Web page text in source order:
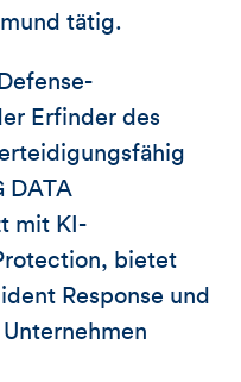
tätig.
Erfinder des
DATA
mit KI-
bietet
Response und